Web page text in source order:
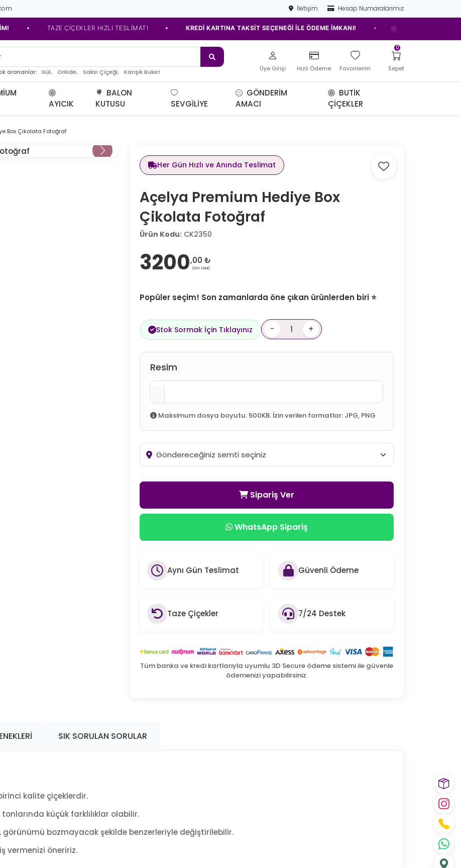
İletişim Hesap Numaralarımız
• TAZE ÇİÇEKLER HIZLI TESLİMAT! • KREDİ KARTINA TAKSİT SEÇENEĞİ İLE ÖDEME İMKANI! • ELAZIĞ'IN EN İYİ ÇİÇEKÇİSİ!
arananlar: Gül, Orkide, Saksı Çiçeği, Karışık Buket Üye Girişi Hızlı Ödeme Favorilerim Sepet
0
AYICIK
BALON
KUTUSU
SEVGILIYE
GÖNDERIM
AMACI
BUTIK
ÇIÇEKLER
Box Çikolata Fotoğraf
Her Gün Hızlı ve Anında Teslimat
Açelya Premium Hediye Box
Çikolata Fotoğraf
Ürün Kodu: CK2350
3200,00 ₺
(KDV Dahil)
Popüler seçim! Son zamanlarda öne çıkan ürünlerden biri ⭐
Stok Sormak İçin Tıklayınız - +
Resim
Maksimum dosya boyutu: 500KB. İzin verilen formatlar: JPG, PNG
Sipariş Ver
WhatsApp Sipariş
Aynı Gün Teslimat Güvenli Ödeme
Taze Çiçekler 7/24 Destek
Tüm banka ve kredi kartlarıyla uyumlu 3D Secure ödeme sistemi ile güvenle
ödemenizi yapabilirsiniz.
SIK SORULAN SORULAR
kalite çiçeklerdir.
küçük farklılıklar olabilir.
görünümü bozmayacak şekilde benzerleriyle değiştirilebilir.
vermenizi öneririz.